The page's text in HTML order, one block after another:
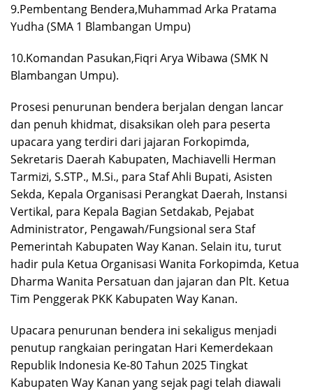
9.Pembentang Bendera,Muhammad Arka Pratama
Yudha (SMA 1 Blambangan Umpu)
10.Komandan Pasukan,Fiqri Arya Wibawa (SMK N
Blambangan Umpu).
Prosesi penurunan bendera berjalan dengan lancar
dan penuh khidmat, disaksikan oleh para peserta
upacara yang terdiri dari jajaran Forkopimda,
Sekretaris Daerah Kabupaten, Machiavelli Herman
Tarmizi, S.STP., M.Si., para Staf Ahli Bupati, Asisten
Sekda, Kepala Organisasi Perangkat Daerah, Instansi
Vertikal, para Kepala Bagian Setdakab, Pejabat
Administrator, Pengawah/Fungsional sera Staf
Pemerintah Kabupaten Way Kanan. Selain itu, turut
hadir pula Ketua Organisasi Wanita Forkopimda, Ketua
Dharma Wanita Persatuan dan jajaran dan Plt. Ketua
Tim Penggerak PKK Kabupaten Way Kanan.
Upacara penurunan bendera ini sekaligus menjadi
penutup rangkaian peringatan Hari Kemerdekaan
Republik Indonesia Ke-80 Tahun 2025 Tingkat
Kabupaten Way Kanan yang sejak pagi telah diawali